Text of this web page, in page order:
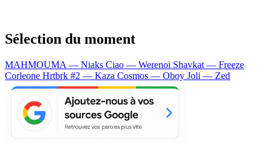
Sélection du moment
MAHMOUMA — Niaks Ciao — Werenoi Shavkat — Freeze
Corleone Hrtbrk #2 — Kaza Cosmos — Oboy Joli — Zed